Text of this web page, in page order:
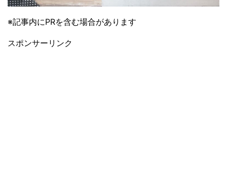
※記事内にPRを含む場合があります
スポンサーリンク